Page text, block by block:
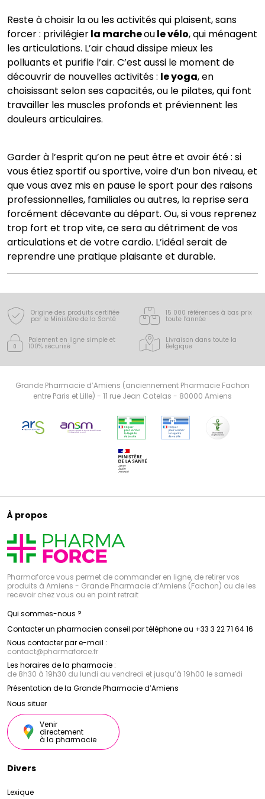
Reste à choisir la ou les activités qui plaisent, sans
forcer : privilégierla marcheoule vélo, qui ménagent
les articulations. L’air chaud dissipe mieux les
polluants et purifie l’air. C’est aussi le moment de
découvrir de nouvelles activités : le yoga, en
choisissant selon ses capacités, ou le pilates, qui font
travailler les muscles profonds et préviennent les
douleurs articulaires.
Garder à l’esprit qu’on ne peut être et avoir été : si
vous étiez sportif ou sportive, voire d’un bon niveau, et
que vous avez mis en pause le sport pour des raisons
professionnelles, familiales ou autres, la reprise sera
forcément décevante au départ. Ou, si vous reprenez
trop fort et trop vite, ce sera au détriment de vos
articulations et de votre cardio. L’idéal serait de
reprendre une pratique plaisante et durable.
Origine des produits certifiée
par le Ministère de la Santé
15 000 références à bas prix
toute l’année
Paiement en ligne simple et
100% sécurisé
Livraison dans toute la
Belgique
Grande Pharmacie d’Amiens (anciennement Pharmacie Fachon
entre Paris et Lille) - 11 rue Jean Catelas - 80000 Amiens
À propos
Pharmaforce vous permet de commander en ligne, de retirer vos
produits à Amiens - Grande Pharmacie d’Amiens (Fachon) ou de les
recevoir chez vous ou en point retrait
Qui sommes-nous ?
Contacter un pharmacien conseil par téléphone au +33 3 22 71 64 16
Nous contacter par e-mail :
contact@pharmaforce.fr
Les horaires de la pharmacie :
de 8h30 à 19h30 du lundi au vendredi et jusqu’à 19h00 le samedi
Présentation de la Grande Pharmacie d’Amiens
Nous situer
Venir
directement
à la pharmacie
Divers
Lexique